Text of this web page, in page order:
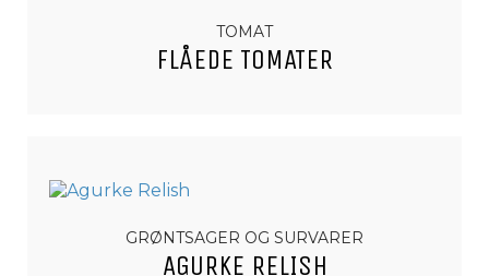
TOMAT
FLÅEDE TOMATER
GRØNTSAGER OG SURVARER
AGURKE RELISH